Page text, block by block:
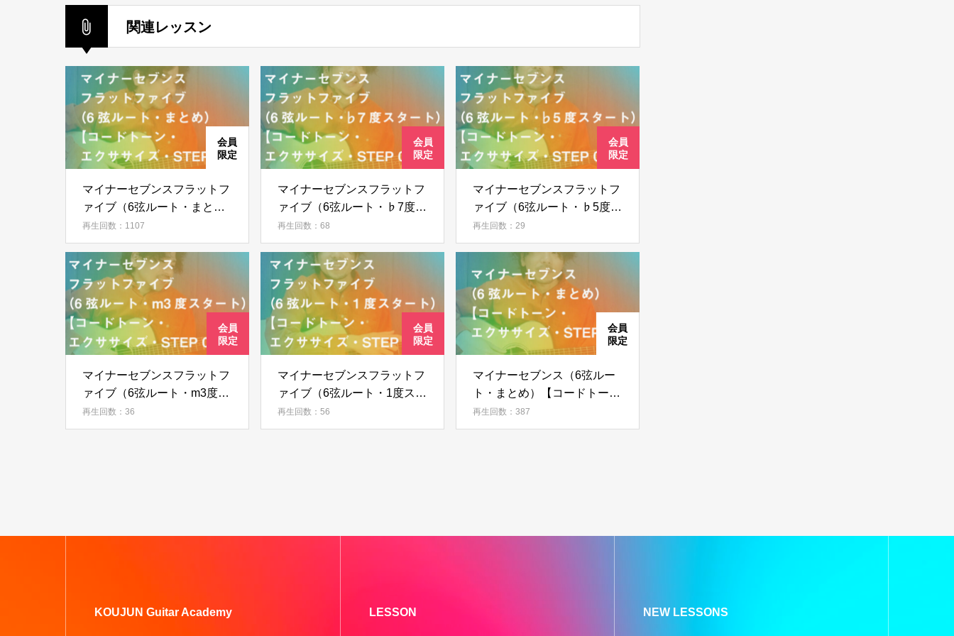
関連レッスン
マイナーセブンスフラットフ
ァイブ（6弦ルート・まと
め）【コードトーン・エクサ
サイズ・STEP 10】
再生回数：1107
マイナーセブンスフラットフ
ァイブ（6弦ルート・♭7度ス
タート）【コードトーン・エ
クササイズ・STEP 09】
再生回数：68
マイナーセブンスフラットフ
ァイブ（6弦ルート・♭5度ス
タート）【コードトーン・エ
クササイズ・STEP 08】
再生回数：29
マイナーセブンスフラットフ
ァイブ（6弦ルート・m3度ス
タート）【コードトーン・エ
クササイズ・STEP 07】
再生回数：36
マイナーセブンスフラットフ
ァイブ（6弦ルート・1度スタ
ート）【コードトーン・エク
ササイズ・STEP 06】
再生回数：56
マイナーセブンス（6弦ルー
ト・まとめ）【コードトー
ン・エクササイズ・STEP
05】
再生回数：387
KOUJUN Guitar Academy LESSON NEW LESSONS